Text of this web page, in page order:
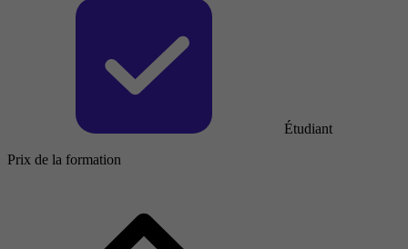
Étudiant
Prix de la formation